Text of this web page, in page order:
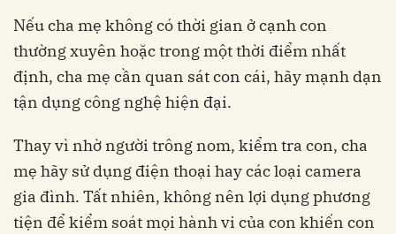
Nếu cha mẹ không có thời gian ở cạnh con
thường xuyên hoặc trong một thời điểm nhất
định, cha mẹ cần quan sát con cái, hãy mạnh dạn
tận dụng công nghệ hiện đại.
Thay vì nhờ người trông nom, kiểm tra con, cha
mẹ hãy sử dụng điện thoại hay các loại camera
gia đình. Tất nhiên, không nên lợi dụng phương
tiện để kiểm soát mọi hành vi của con khiến con